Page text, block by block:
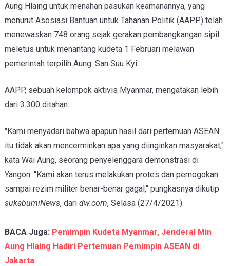
Aung Hlaing untuk menahan pasukan keamanannya, yang
menurut Asosiasi Bantuan untuk Tahanan Politik (AAPP) telah
menewaskan 748 orang sejak gerakan pembangkangan sipil
meletus untuk menantang kudeta 1 Februari melawan
pemerintah terpilih Aung. San Suu Kyi.
AAPP, sebuah kelompok aktivis Myanmar, mengatakan lebih
dari 3.300 ditahan.
"Kami menyadari bahwa apapun hasil dari pertemuan ASEAN
itu tidak akan mencerminkan apa yang diinginkan masyarakat,"
kata Wai Aung, seorang penyelenggara demonstrasi di
Yangon. "Kami akan terus melakukan protes dan pemogokan
sampai rezim militer benar-benar gagal," pungkasnya dikutip
sukabumiNews, dari dw.com, Selasa (27/4/2021).
BACA Juga: Pemimpin Kudeta Myanmar, Jenderal Min
Aung Hlaing Hadiri Pertemuan Pemimpin ASEAN di
Jakarta